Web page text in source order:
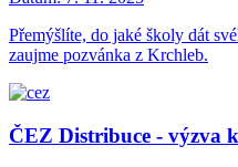
Přemýšlíte, do jaké školy dát
zaujme pozvánka z Krchleb.
ČEZ Distribuce - výzva